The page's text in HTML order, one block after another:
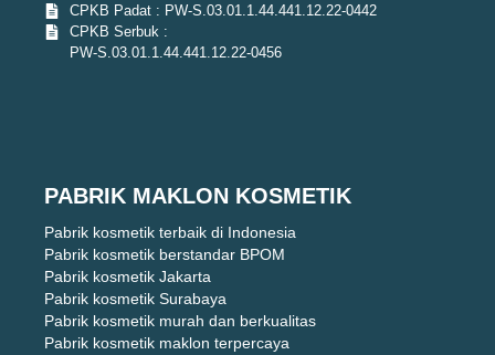
CPKB Padat : PW-S.03.01.1.44.441.12.22-0442
CPKB Serbuk :
PW-S.03.01.1.44.441.12.22-0456
PABRIK MAKLON KOSMETIK
Pabrik kosmetik terbaik di Indonesia
Pabrik kosmetik berstandar BPOM
Pabrik kosmetik Jakarta
Pabrik kosmetik Surabaya
Pabrik kosmetik murah dan berkualitas
Pabrik kosmetik maklon terpercaya